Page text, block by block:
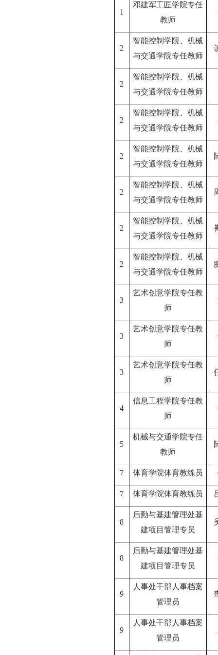
1
邓建军工匠学院专任
教师
2
智能控制学院、机械
与交通学院专任教师
2
智能控制学院、机械
与交通学院专任教师
2
智能控制学院、机械
与交通学院专任教师
2
智能控制学院、机械
与交通学院专任教师
2
智能控制学院、机械
与交通学院专任教师
2
智能控制学院、机械
与交通学院专任教师
2
智能控制学院、机械
与交通学院专任教师
3
艺术创意学院专任教
师
3
艺术创意学院专任教
师
3
艺术创意学院专任教
师
4
信息工程学院专任教
师
5
机械与交通学院专任
教师
7 体育学院体育教练员
7 体育学院体育教练员
8
后勤与基建管理处基
建项目管理专员
8
后勤与基建管理处基
建项目管理专员
9
人事处干部人事档案
管理员
9
人事处干部人事档案
管理员